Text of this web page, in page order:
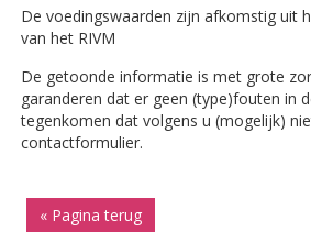
De voedingswaarden zijn afkomstig uit
van het RIVM
De getoonde informatie is met grote
garanderen dat er geen (type)fouten in
tegenkomen dat volgens u (mogelijk)
contactformulier.
« Pagina terug